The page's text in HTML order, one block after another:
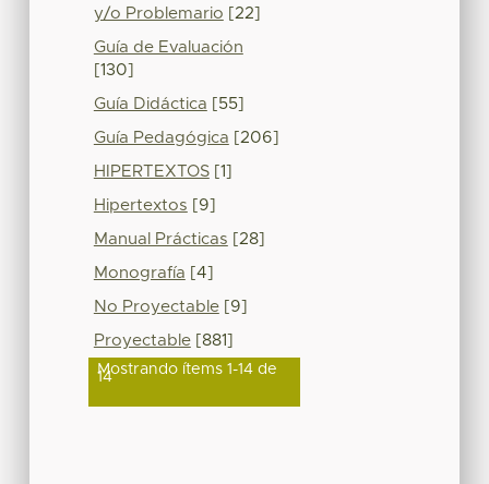
y/o Problemario [22]
Guía de Evaluación
[130]
Guía Didáctica [55]
Guía Pedagógica [206]
HIPERTEXTOS[1]
Hipertextos [9]
Manual Prácticas [28]
Monografía [4]
No Proyectable[9]
Proyectable[881]
Mostrando ítems 1-14 de
14